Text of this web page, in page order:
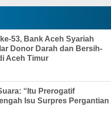
53, Bank Aceh Syariah
Donor Darah dan Bersih-
Aceh Timur
“Itu Prerogatif
Isu Surpres Pergantian